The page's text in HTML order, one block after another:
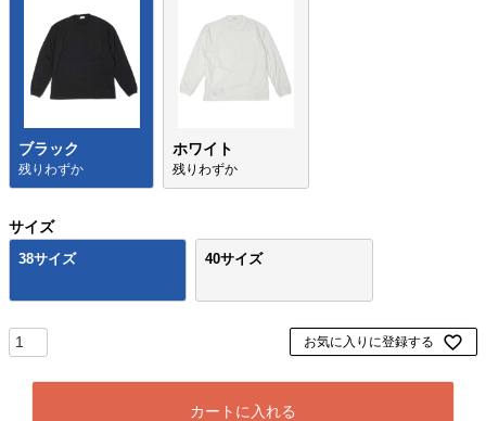
ブラック
残りわずか
ホワイト
残りわずか
サイズ
38サイズ 40サイズ
お気に入りに登録する
カートに入れる